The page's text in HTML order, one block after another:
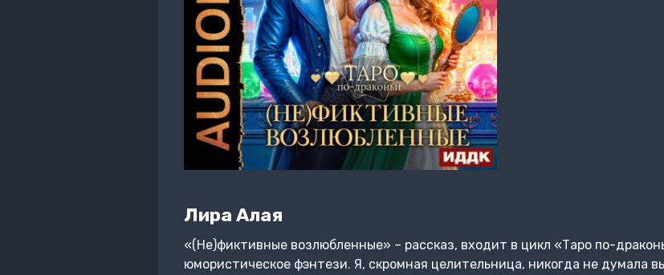
Лира Алая
«(Не)фиктивные возлюбленные» – рассказ, входит в цикл «Таро по-
юмористическое фэнтези. Я, скромная целительница, никогда не думала